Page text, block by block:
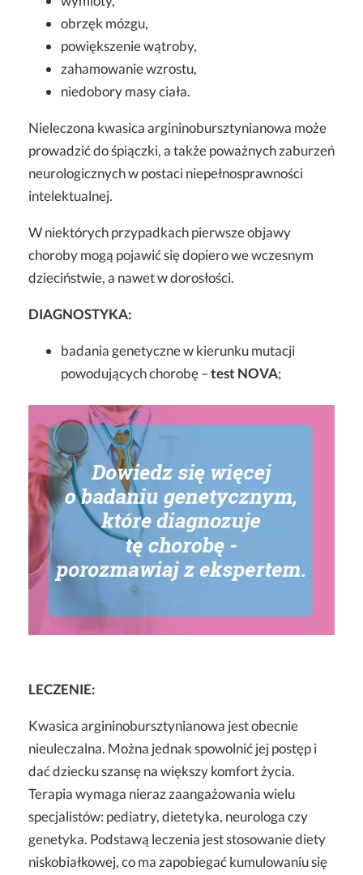
obrzęk mózgu,
powiększenie wątroby,
zahamowanie wzrostu,
niedobory masy ciała.
Nieleczona kwasica argininobursztynianowa może
prowadzić do śpiączki, a także poważnych zaburzeń
neurologicznych w postaci niepełnosprawności
intelektualnej.
W niektórych przypadkach pierwsze objawy
choroby mogą pojawić się dopiero we wczesnym
dzieciństwie, a nawet w dorosłości.
DIAGNOSTYKA:
badania genetyczne w kierunku mutacji
powodujących chorobę –test NOVA;
LECZENIE:
Kwasica argininobursztynianowa jest obecnie
nieuleczalna. Można jednak spowolnić jej postęp i
dać dziecku szansę na większy komfort życia.
Terapia wymaga nieraz zaangażowania wielu
specjalistów: pediatry, dietetyka, neurologa czy
genetyka. Podstawą leczenia jest stosowanie diety
niskobiałkowej, co ma zapobiegać kumulowaniu się